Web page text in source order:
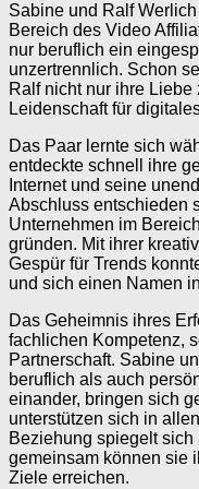
Sabine und Ralf
Bereich des Video
nur beruflich ein
unzertrennlich. Schon
Ralf nicht nur ihre
Leidenschaft für
Das Paar lernte sich
entdeckte schnell ihre
Internet und seine
Abschluss entschieden
Unternehmen im
gründen. Mit ihrer
Gespür für Trends
und sich einen Namen
Das Geheimnis ihres
fachlichen Kompetenz,
Partnerschaft. Sabine
beruflich als auch
einander, bringen sich
unterstützen sich in
Beziehung spiegelt sich
gemeinsam können sie
Ziele erreichen.